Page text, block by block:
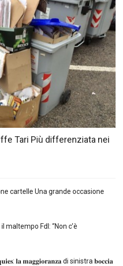
Tari Più differenziata nei
cartelle Una grande occasione
maltempo FdI: “Non c’è
𝐥𝐚 𝐦𝐚𝐠𝐠𝐢𝐨𝐫𝐚𝐧𝐳𝐚 di sinistra 𝐛𝐨𝐜𝐜𝐢𝐚